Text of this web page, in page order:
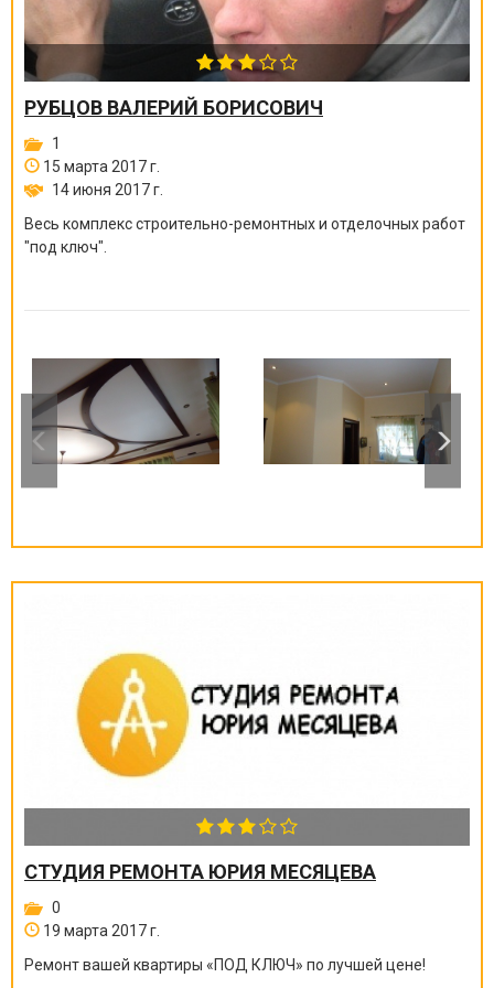
РУБЦОВ ВАЛЕРИЙ БОРИСОВИЧ
1
15 марта 2017 г.
14 июня 2017 г.
Весь комплекс строительно-ремонтных и отделочных работ
"под ключ".
СТУДИЯ РЕМОНТА ЮРИЯ МЕСЯЦЕВА
0
19 марта 2017 г.
Ремонт вашей квартиры «ПОД КЛЮЧ» по лучшей цене!